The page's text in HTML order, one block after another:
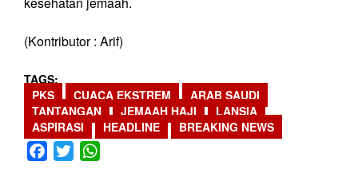
(Kontributor : Arif)
TAGS
PKS
CUACA EKSTREM
ARAB SAUDI
TANTANGAN
JEMAAH HAJI
LANSIA
ASPIRASI
HEADLINE BREAKING NEWS
Facebook
Twitter